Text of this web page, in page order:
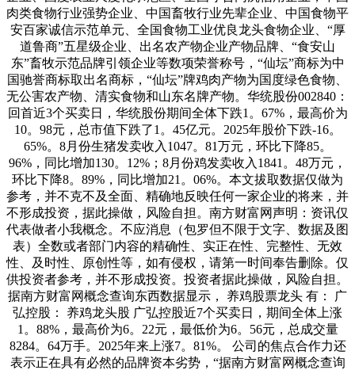
肉类食物行业强势企业、中国畜牧行业先辈企业、中国食物平
安百家诚信示范单元、全国食物工业优良龙头食物企业、“厚
道鲁商”五星级企业、出名农产物企业产物品牌、“食安山
东”畜牧示范品牌引领企业等数项荣誉称号，“仙坛”商标为中
国驰誉商标取出名商标，“仙坛”牌鸡肉产物为国度绿色食物、
无公害农产物、清实食物和山东名牌产物。华统股份002840：
回首近3个买卖日，华统股份期间全体下跌1。67%，最高价为
10。98元，总市值下跌了1。45亿元。2025年股价下跌-16。
65%。8月份生猪发卖收入1047。81万元，环比下降85。
96%，同比增加130。12%；8月份鸡发卖收入1841。48万元，
环比下降8。89%，同比增加21。06%。本文拔取数据仅做为
参考，并不克不及全面、精确地反映任何一家企业的将来，并
不形成投资，据此操做，风险自担。南方财富网声明：资讯仅
代表做者小我概念。不应消息（包罗但不限于文字、数据及图
表）全数或者部门内容的精确性、实正在性、完整性、无效
性、及时性、原创性等，如有侵权，请第一时间奉告删除。仅
供投资者参考，并不形成投资。投资者据此操做，风险自担。
据南方财富网概念查询东西数据显示， 养鸡股票龙头 有： 广
弘控股： 养鸡龙头股 广弘控股近7个买卖日，期间全体上涨
1。88%，最高价为6。22元，最低价为6。56元，总成交量
8284。64万手。2025年来上涨7。81%。 公司的焦点合作力还
表示正在具有必然的品牌资本劣势，“据南方财富网概念查询